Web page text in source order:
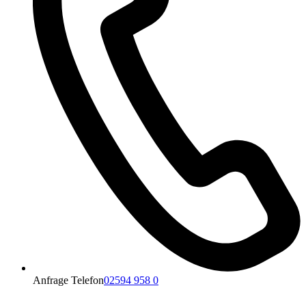
Anfrage Telefon02594 958 0